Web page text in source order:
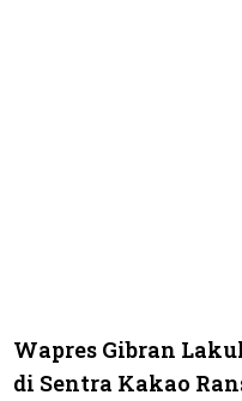
Wapres Gibran
di Sentra Kakao